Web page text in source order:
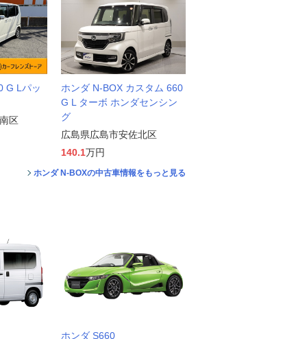
G Lパッ
区
ホンダ N-BOX カスタム 660
G L ターボ ホンダセンシン
グ
広島県広島市安佐北区
140.1万円
ホンダ N-BOXの中古車情報をもっと見る
ホンダ S660